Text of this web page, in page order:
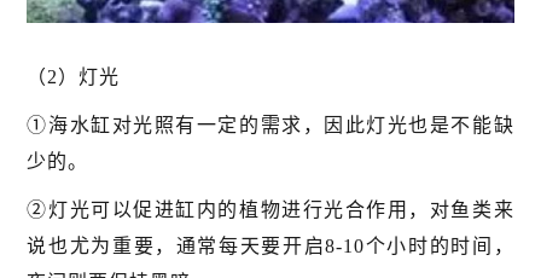
（2）灯光
①海水缸对光照有一定的需求，因此灯光也是不能缺
少的。
②灯光可以促进缸内的植物进行光合作用，对鱼类来
说也尤为重要，通常每天要开启8-10个小时的时间，